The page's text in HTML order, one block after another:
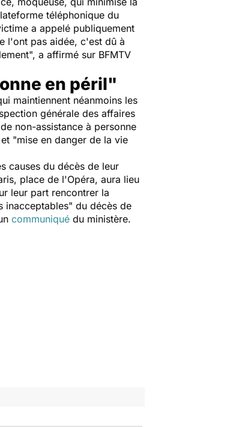
téléphonique du
a appelé publiquement
l'ont pas aidée, c'est dû à
", a affirmé sur BFMTV
en péril"
maintiennent néanmoins les
générale des affaires
non-assistance à personne
"mise en danger de la vie
causes du décès de leur
place de l'Opéra, aura lieu
leur part rencontrer la
inacceptables" du décès de
communiqué du ministère.